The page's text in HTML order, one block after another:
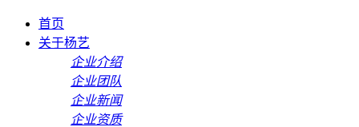
首页
关于杨艺
企业介绍
企业团队
企业新闻
企业资质